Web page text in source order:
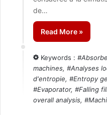
de…
Read More »
Keywords : #
machines, #Analyses
d'entropie, #Entropy
#Evaporator, #Falling
overall analysis, #